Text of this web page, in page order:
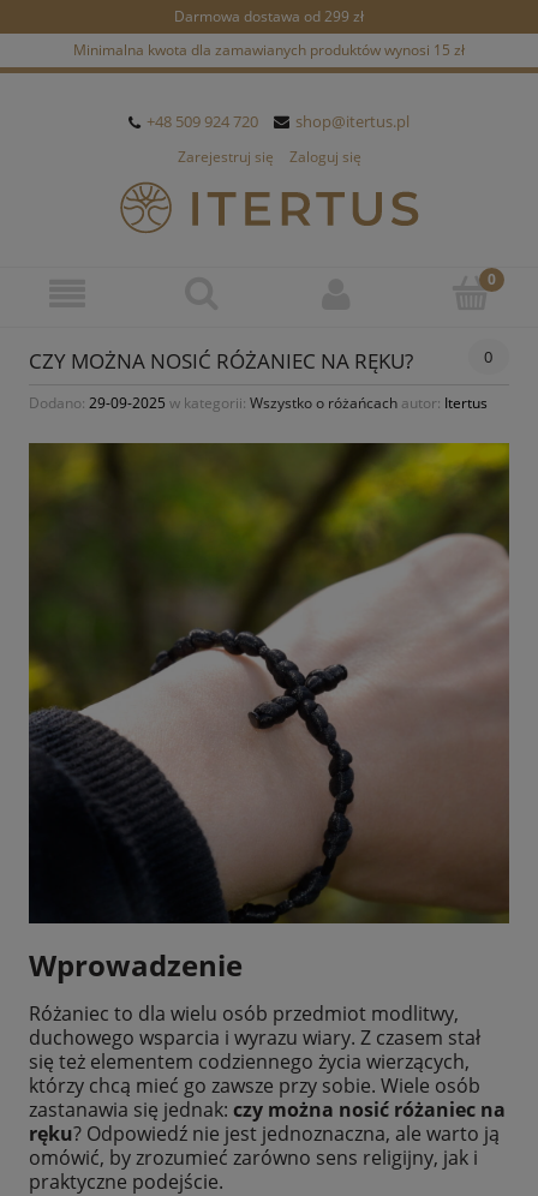
Darmowa dostawa od 299 zł
Minimalna kwota dla zamawianych produktów wynosi 15 zł
+48 509 924 720 shop@itertus.pl
Zarejestruj się Zaloguj się
CZY MOŻNA NOSIĆ RÓŻANIEC NA RĘKU? 0
Dodano: 29-09-2025 w kategorii: Wszystko o różańcach autor: Itertus
Wprowadzenie
Różaniec to dla wielu osób przedmiot modlitwy,
duchowego wsparcia i wyrazu wiary. Z czasem stał
się też elementem codziennego życia wierzących,
którzy chcą mieć go zawsze przy sobie. Wiele osób
zastanawia się jednak: czy można nosić różaniec na
ręku? Odpowiedź nie jest jednoznaczna, ale warto ją
omówić, by zrozumieć zarówno sens religijny, jak i
praktyczne podejście.